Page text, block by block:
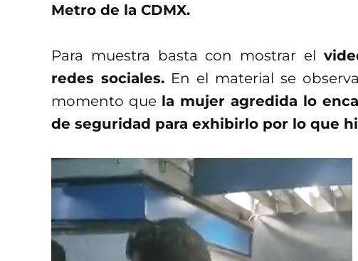
Metro de la CDMX.
Para muestra basta con mostrar el
redes sociales. En el material se
momento que la mujer agredida lo
de seguridad para exhibirlo por lo que